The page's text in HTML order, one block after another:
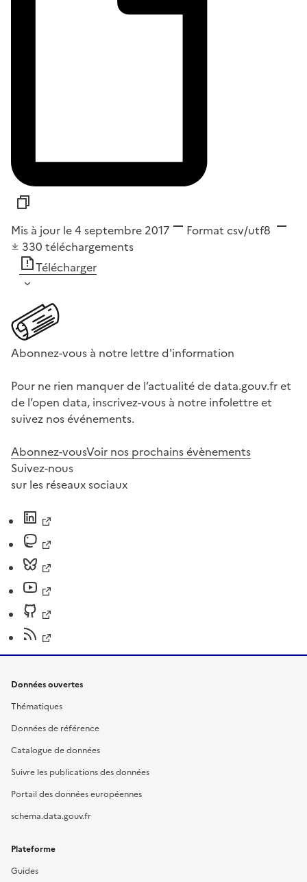
Mis à jour le 4 septembre 2017 Format csv/utf8
330 téléchargements
Télécharger
Abonnez-vous à notre lettre d'information
Pour ne rien manquer de l’actualité de data.gouv.fr et
de l’open data, inscrivez-vous à notre infolettre et
suivez nos événements.
Abonnez-vousVoir nos prochains évènements
Suivez-nous
sur les réseaux sociaux
Données ouvertes
Thématiques
Données de référence
Catalogue de données
Suivre les publications des données
Portail des données européennes
schema.data.gouv.fr
Plateforme
Guides